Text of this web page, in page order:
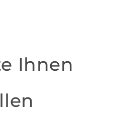
Ihnen